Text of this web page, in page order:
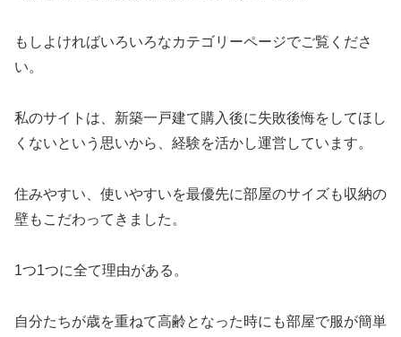
もしよければいろいろなカテゴリーページでご覧くださ
い。
私のサイトは、新築一戸建て購入後に失敗後悔をしてほし
くないという思いから、経験を活かし運営しています。
住みやすい、使いやすいを最優先に部屋のサイズも収納の
壁もこだわってきました。
1つ1つに全て理由がある。
自分たちが歳を重ねて高齢となった時にも部屋で服が簡単